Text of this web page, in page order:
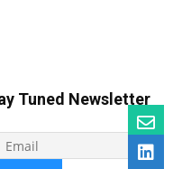
Tuned Newsletter